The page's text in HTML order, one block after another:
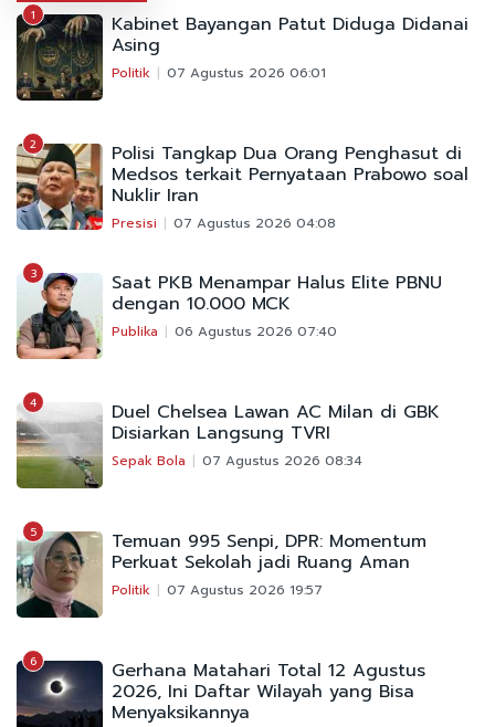
1 Kabinet Bayangan Patut Diduga Didanai
Asing
Politik 07 Agustus 2026 06:01
2 Polisi Tangkap Dua Orang Penghasut di
Medsos terkait Pernyataan Prabowo soal
Nuklir Iran
Presisi 07 Agustus 2026 04:08
3 Saat PKB Menampar Halus Elite PBNU
dengan 10.000 MCK
Publika 06 Agustus 2026 07:40
4 Duel Chelsea Lawan AC Milan di GBK
Disiarkan Langsung TVRI
Sepak Bola 07 Agustus 2026 08:34
5 Temuan 995 Senpi, DPR: Momentum
Perkuat Sekolah jadi Ruang Aman
Politik 07 Agustus 2026 19:57
6 Gerhana Matahari Total 12 Agustus
2026, Ini Daftar Wilayah yang Bisa
Menyaksikannya